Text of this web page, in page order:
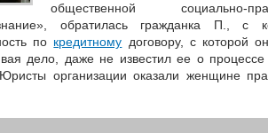
общественной социально-
обратилась гражданка П., с
по кредитному договору, с которой
дело, даже не известил ее о
организации оказали женщине